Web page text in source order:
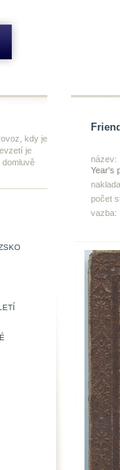
kdy je
je
domluvě
název:
Year's
počet
vazba: